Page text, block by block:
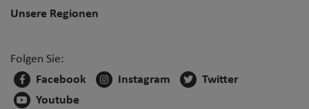
Unsere Regionen
Folgen Sie:
Facebook
Instagram
Twitter
Youtube